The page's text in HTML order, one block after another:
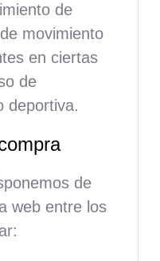
de
movimiento
en ciertas
de
deportiva.
de
web entre los